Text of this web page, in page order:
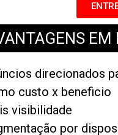
EM
direcionados
custo x beneficio
visibilidade
por